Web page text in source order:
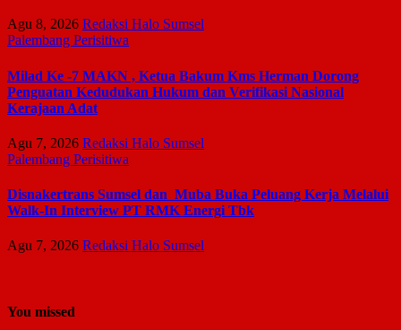
Agu 8, 2026 Redaksi Halo Sumsel
Palembang Perisitiwa
Milad Ke -7 MAKN , Ketua Bakum Kms Herman Dorong
Penguatan Kedudukan Hukum dan Verifikasi Nasional
Kerajaan Adat
Agu 7, 2026 Redaksi Halo Sumsel
Palembang Perisitiwa
Disnakertrans Sumsel dan Muba Buka Peluang Kerja Melalui
Walk-In Interview PT RMK Energi Tbk
Agu 7, 2026 Redaksi Halo Sumsel
You missed